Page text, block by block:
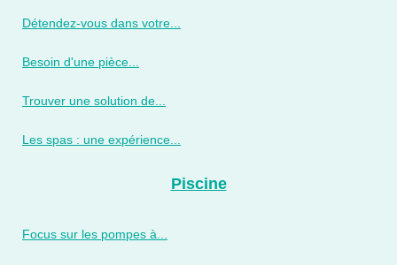
Détendez-vous dans votre...
Besoin d'une pièce...
Trouver une solution de...
Les spas : une expérience...
Piscine
Focus sur les pompes à...